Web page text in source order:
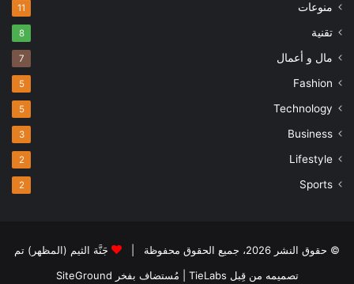
منوعات 11
تقنية 8
مال و أعمال 7
Fashion
5
Technology
5
Business
3
Lifestyle
2
Sports
2
© حقوق النشر 2026، جميع الحقوق محفوظة |
جَنَّة الثيم (المظهر) تم
تصميمه من قِبل TieLabs
| مُستضاف بفخر SiteGround